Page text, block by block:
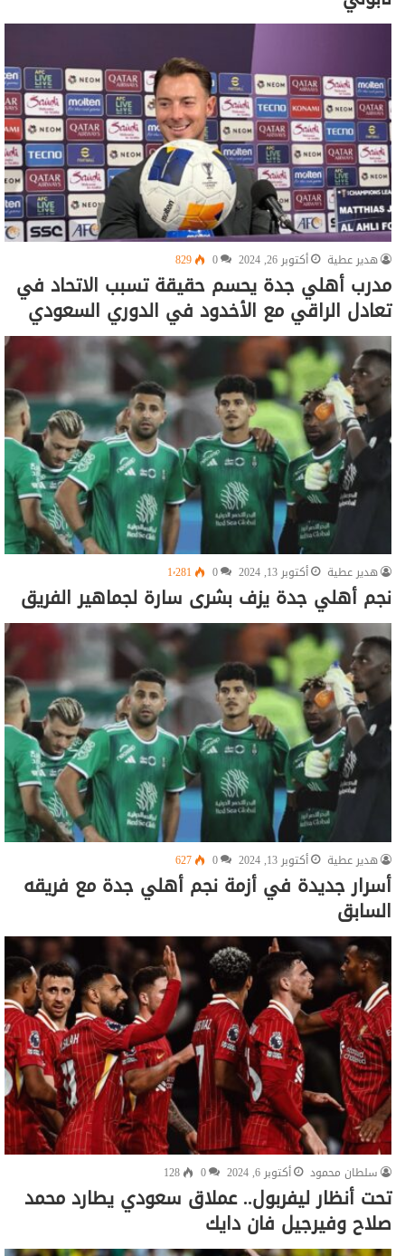
هدير عطية أكتوبر 26, 2024 0
829
مدرب أهلي جدة يحسم حقيقة تسبب الاتحاد في
تعادل الراقي مع الأخدود في الدوري السعودي
هدير عطية أكتوبر 13, 2024 0 1٬281
نجم أهلي جدة يزف بشرى سارة لجماهير الفريق
هدير عطية أكتوبر 13, 2024 0
627
أسرار جديدة في أزمة نجم أهلي جدة مع فريقه
السابق
سلطان محمود أكتوبر 6, 2024 0
128
تحت أنظار ليفربول.. عملاق سعودي يطارد محمد
صلاح وفيرجيل فان دايك